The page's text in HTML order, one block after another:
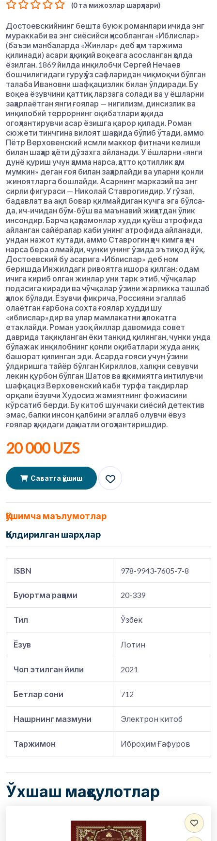
(0 та мижозлар шарҳлари)
Достоевскийнинг бешта буюк романлари ичида энг
мураккаби ва энг сиёсийси ҳисобланган «Иблислар»
(баъзи манбаларда «Жинлар» деб ҳам таржима
қилинади) асари ҳақиқий воқеага асосланган ҳолда
ёзилган. 1869 йилда инқилобчи Сергей Нечаев
бошчилигидаги гуруҳ ўз сафларидан чиқмоқчи бўлган
талаба Ивановни шафқацизлик билан ўлдиради. Бу
воқеа ёзувчини қаттиқ ларзага солади ва у ёшларни
заҳарлаётган янги ғоялар — нигилизм, динсизлик ва
инқилобий террорнинг оқибатлари ҳақида
огоҳлантирувчи асар ёзишга қарор қилади. Роман
сюжети тинчгина вилоят шаҳрида бўлиб ўтади, аммо
Пётр Верховенский исмли маккор фитначи келиши
билан шаҳар ҳаёти дўзахга айланади. У ёшларни «янги
дунё қуриш учун ҳамма нарса, ҳатто қотиллик ҳам
мумкин» деган ғоя билан заҳарлайди ва уларни қонли
жиноятларга бошлайди. Асарнинг марказий ва энг
сирли фигураси — Николай Ставрогиндир. У гўзал,
бадавлат ва ақл бовар қилмайдиган кучга эга бўлса-
да, ич-ичидан бўм-бўш ва маънавий жиҳатдан ўлик
инсондир. Барча қаҳрамонлар худди қуёш атрофида
айланган сайёралар каби унинг атрофида айланади,
ундан нажот кутади, аммо Ставрогин ҳеч кимга ҳеч
нарса бера олмайди, чунки унинг ўзида эътиқод йўқ.
Достоевский бу асарига «Иблислар» деб ном
беришда Инжилдаги ривоятга ишора қилган: одам
ичига кириб олган жинлар уни тарк этиб, чўчқалар
подасига киради ва чўчқалар ўзини жарликка ташлаб
ҳалок бўлади. Ёзувчи фикрича, Россияни эгаллаб
олаётган ғарбона сохта ғоялар худди шу
«иблислар»дир ва улар мамлакатни ҳалокатга
етаклайди. Роман узоқ йиллар давомида совет
даврида тақиқланган ёки танқид қилинган, чунки унда
бўлажак инқилобнинг қонли оқибатлари жуда аниқ
башорат қилинган эди. Асарда ғояси учун ўзини
ўлдиришга тайёр бўлган Кириллов, халқни севувчи
лекин қурбон бўлган Шатов ва ҳокимиятга интилувчи
шафқациз Верховенский каби турфа тақдирлар
орқали ёзувчи Худосиз жамиятнинг фожиасини
кўрсатиб берди. Бу китоб шунчаки сиёсий детектив
эмас, балки инсон қалбини эгаллаб олувчи ёвуз
ғоялар ҳақидаги даҳшатли огоҳлантиришдир.
20 000 UZS
Саватга қўшиш
Қўшимча маълумотлар
Қолдирилган шарҳлар
ISBN 978-9943-7605-7-8
Буюртма рақами 20-339
Тил Ўзбек
Ёзув Лотин
Чоп этилган йили 2021
Бетлар сони 712
Нашрнинг мазмуни Электрон китоб
Таржимон Иброҳим Ғафуров
Ўхшаш маҳсулотлар